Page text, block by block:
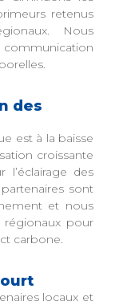
retenus
Nous
des
est à la baisse
croissante
des
sont
et nous
régionaux pour
carbone.
locaux et